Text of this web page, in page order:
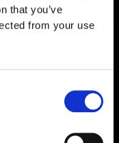
that you’ve
from your use